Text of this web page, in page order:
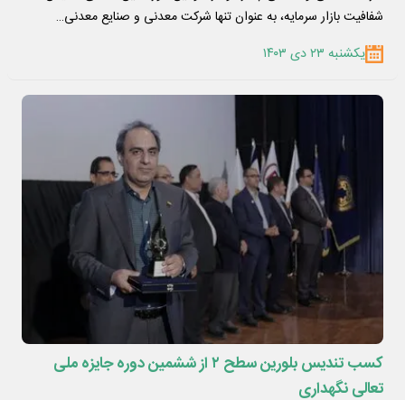
شفافیت بازار سرمایه، به عنوان تنها شرکت معدنی و صنایع معدنی…
یکشنبه ۲۳ دی ۱۴۰۳
کسب تندیس بلورین سطح ۲ از ششمین دوره جایزه ملی
تعالی نگهداری